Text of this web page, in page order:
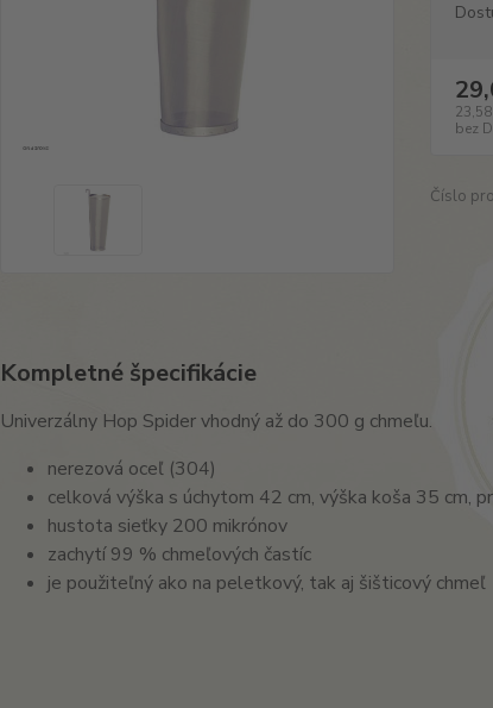
bez
Číslo
Kompletné špecifikácie
Univerzálny Hop Spider vhodný až do 300 g chmeľu.
nerezová oceľ (304)
celková výška s úchytom 42 cm, výška koša 35 cm,
hustota sieťky 200 mikrónov
zachytí 99 % chmeľových častíc
je použiteľný ako na peletkový, tak aj šišticový chmeľ